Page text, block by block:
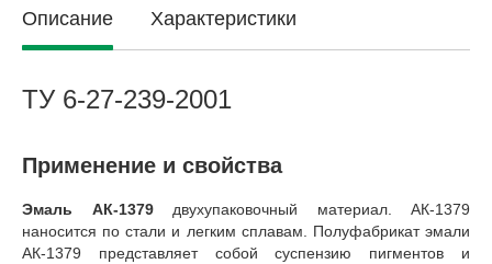
Описание Характеристики
ТУ 6-27-239-2001
Применение и свойства
Эмаль АК-1379двухупаковочный материал. АК-1379
наносится по стали и легким сплавам. Полуфабрикат эмали
АК-1379 представляет собой суспензию пигментов и